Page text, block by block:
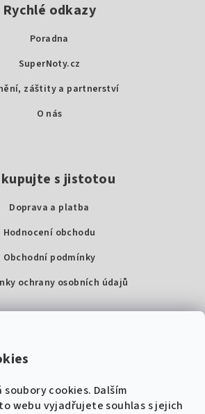
cookies. Dalším
webu vyjadřujete souhlas s jejich
Rychlé odkazy
Poradna
SuperNoty.cz
záštity a partnerství
O nás
s jistotou
Doprava a platba
Hodnocení obchodu
Obchodní podmínky
ochrany osobních údajů
Super Noty, s.r.o.
IČ: 04568672